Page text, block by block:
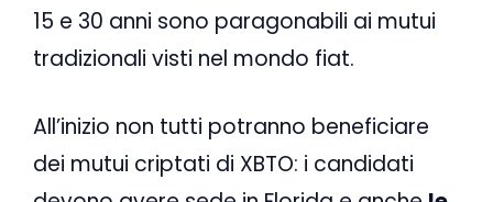
15 e 30 anni sono paragonabili ai mutui
tradizionali visti nel mondo fiat.
All’inizio non tutti potranno beneficiare
dei mutui criptati di XBTO: i candidati